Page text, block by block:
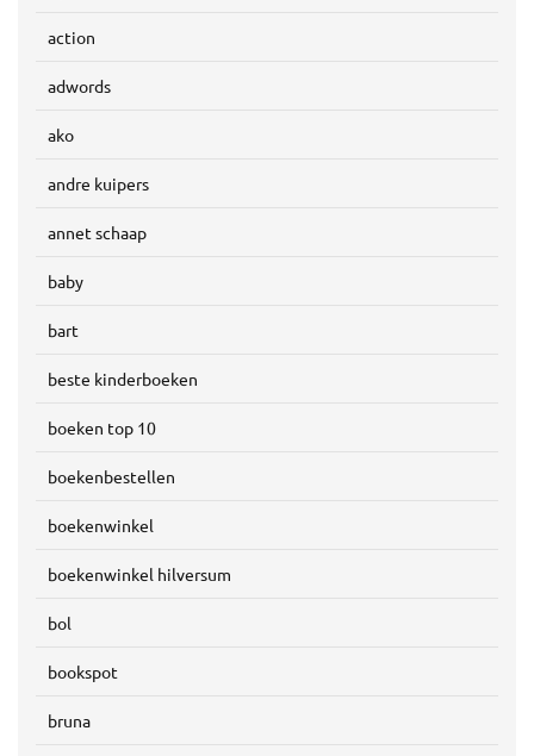
action
adwords
ako
andre kuipers
annet schaap
baby
bart
beste kinderboeken
boeken top 10
boekenbestellen
boekenwinkel
boekenwinkel hilversum
bol
bookspot
bruna